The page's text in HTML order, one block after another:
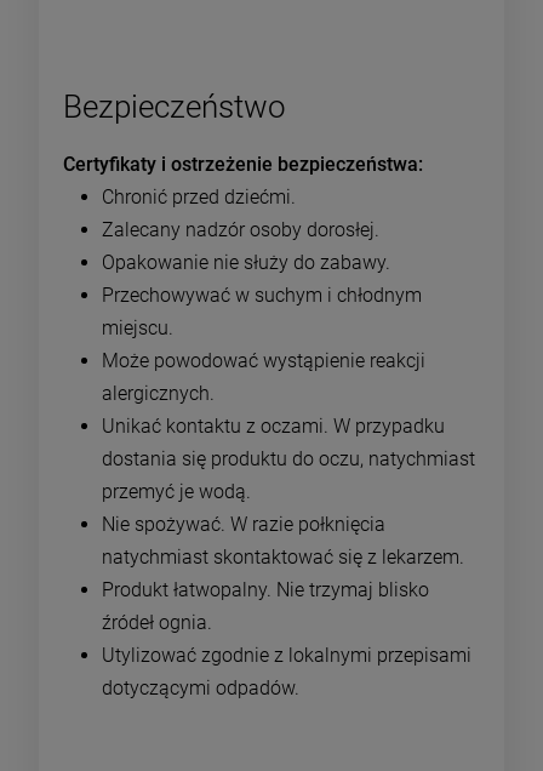
Bezpieczeństwo
Certyfikaty i ostrzeżenie bezpieczeństwa
Chronić przed dziećmi.
Zalecany nadzór osoby dorosłej.
Opakowanie nie służy do zabawy.
Przechowywać w suchym i chłodnym
miejscu.
Może powodować wystąpienie reakcji
alergicznych.
Unikać kontaktu z oczami. W przypadku
dostania się produktu do oczu, natychmiast
przemyć je wodą.
Nie spożywać. W razie połknięcia
natychmiast skontaktować się z lekarzem.
Produkt łatwopalny. Nie trzymaj blisko
źródeł ognia.
Utylizować zgodnie z lokalnymi przepisami
dotyczącymi odpadów.